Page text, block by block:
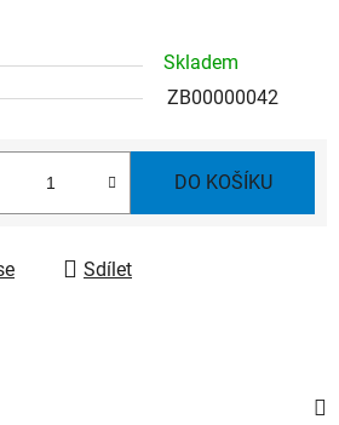
Skladem
ZB00000042
DO KOŠÍKU
Sdílet